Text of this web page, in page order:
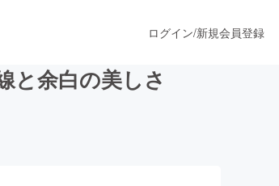
ログイン/新規会員登録
と余白の美しさ